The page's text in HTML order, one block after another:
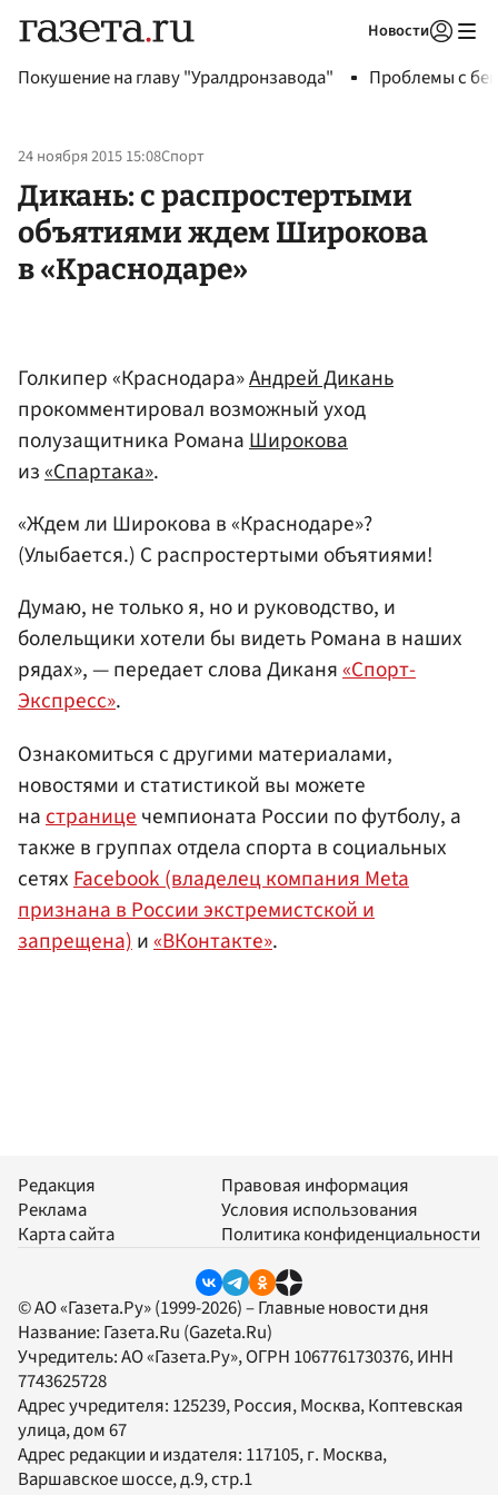
Новости
Покушение на главу "Уралдронзавода" Проблемы с
24 ноября 2015 15:08Спорт
Дикань: с распростертыми
объятиями ждем Широкова
в «Краснодаре»
Голкипер «Краснодара»Андрей Дикань
прокомментировал возможный уход
полузащитника РоманаШирокова
из«Спартака».
«Ждем ли Широкова в «Краснодаре»?
(Улыбается.) С распростертыми объятиями!
Думаю, не только я, но и руководство, и
болельщики хотели бы видеть Романа в наших
рядах», — передает слова Диканя«Спорт-
Экспресс».
Ознакомиться с другими материалами,
новостями и статистикой вы можете
на странице чемпионата России по футболу, а
также в группах отдела спорта в социальных
сетях Facebook (владелец компания Meta
признана в России экстремистской и
запрещена) и«ВКонтакте».
Редакция
Реклама
Карта сайта
Правовая информация
Условия использования
Политика конфиденциальности
© АО «Газета.Ру» (1999-2026) – Главные новости дня
Название: Газета.Ru (Gazeta.Ru)
Учредитель:АО «Газета.Ру», ОГРН 1067761730376, ИНН
7743625728
Адрес учредителя: 125239, Россия, Москва, Коптевская
улица, дом 67
Адрес редакции и издателя: 117105, г. Москва,
Варшавское шоссе, д.9, стр.1